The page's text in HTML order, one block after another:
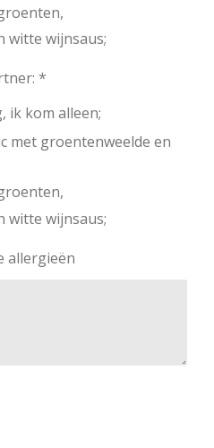
witte wijnsaus;
*
ik kom alleen;
met groentenweelde en
witte wijnsaus;
allergieën